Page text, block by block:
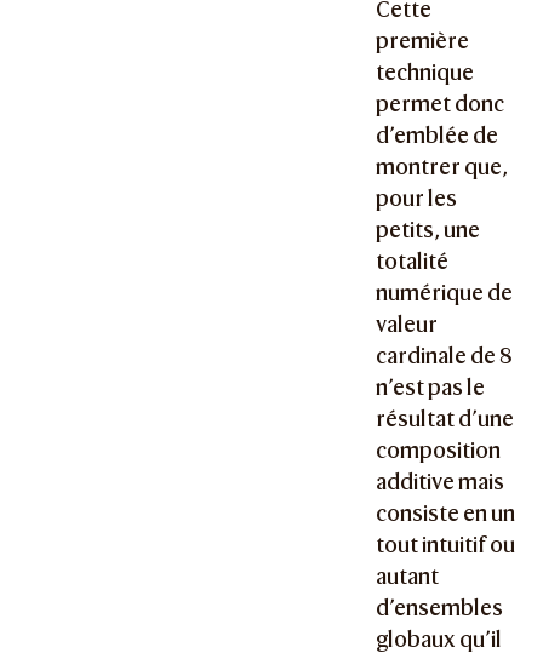
Cette
première
technique
permet donc
d’emblée de
montrer que,
pour les
petits, une
totalité
numérique de
valeur
cardinale de 8
n’est pas le
résultat d’une
composition
additive mais
consiste en un
tout intuitif ou
autant
d’ensembles
globaux qu’il